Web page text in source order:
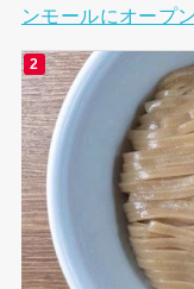
ンモールにオープ